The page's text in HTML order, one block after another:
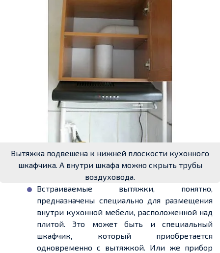
Вытяжка подвешена к нижней плоскости кухонного
шкафчика. А внутри шкафа можно скрыть трубы
воздуховода.
Встраиваемые вытяжки, понятно,
предназначены специально для размещения
внутри кухонной мебели, расположенной над
плитой. Это может быть и специальный
шкафчик, который приобретается
одновременно с вытяжкой. Или же прибор